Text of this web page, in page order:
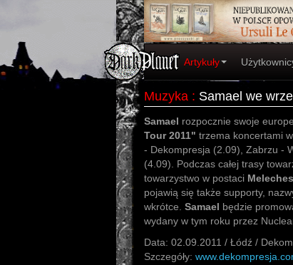
Artykuły
Muzyka : Samael we
Samael rozpocznie swoje
Tour 2011" trzema koncertami
- Dekompresja (2.09), Zabrzu -
(4.09). Podczas całej trasy
towarzystwo w postaci
pojawią się także supporty,
wkrótce. Samael będzie
wydany w tym roku przez
Data: 02.09.2011 / Łódź /
Szczegóły: